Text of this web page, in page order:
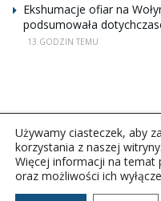
Ekshumacje ofiar na
podsumowała
13 GODZIN TEMU
Copyright © 2026Polskie
Używamy ciasteczek, aby
korzystania z naszej witryny.
Więcej informacji na temat
oraz możliwości ich